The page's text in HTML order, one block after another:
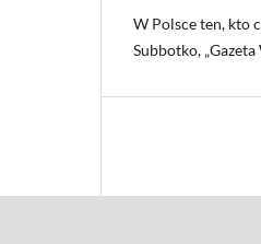
W Polsce ten, kto
Subbotko,